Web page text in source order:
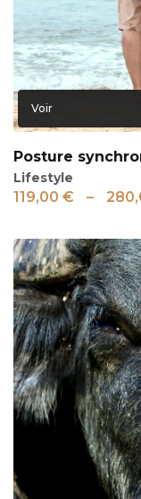
Voir
Posture
Lifestyle
119,00 € –